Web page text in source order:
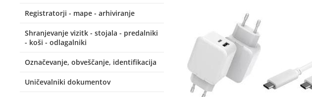
Registratorji - mape - arhiviranje
Shranjevanje vizitk - stojala - predalniki
- koši - odlagalniki
Označevanje, obveščanje, identifikacija
Uničevalniki dokumentov